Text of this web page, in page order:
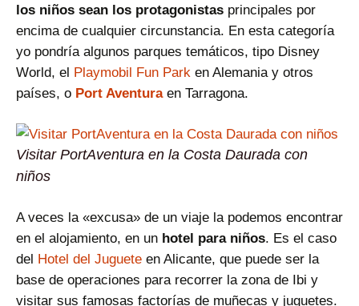
los niños sean los protagonistas principales por
encima de cualquier circunstancia. En esta categoría
yo pondría algunos parques temáticos, tipo Disney
World, el Playmobil Fun Park en Alemania y otros
países, o Port Aventuraen Tarragona.
Visitar PortAventura en la Costa Daurada con
niños
A veces la «excusa» de un viaje la podemos encontrar
en el alojamiento, en un hotel para niños. Es el caso
del Hotel del Juguete en Alicante, que puede ser la
base de operaciones para recorrer la zona de Ibi y
visitar sus famosas factorías de muñecas y juguetes.